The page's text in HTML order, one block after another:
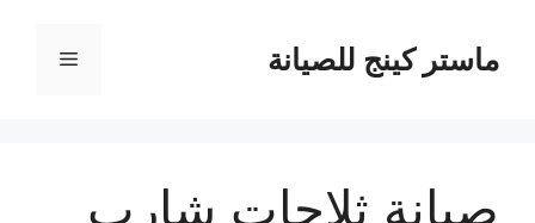
المحتوىماستر كينج للصيانة القائمة
صيانة ثلاجات شارب